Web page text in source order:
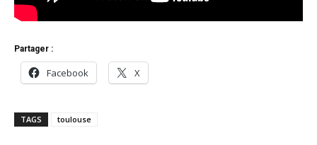
Partager :
Facebook X
TAGS toulouse